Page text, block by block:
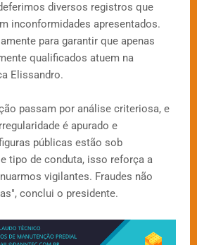
diversos registros que
inconformidades apresentados.
para garantir que apenas
qualificados atuem na
Elissandro.
passam por análise criteriosa, e
é apurado e
públicas estão sob
tipo de conduta, isso reforça a
vigilantes. Fraudes não
conclui o presidente.